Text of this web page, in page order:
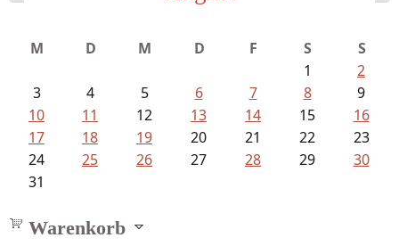
M D M D F S
S
1
2
3
4 5 6 7 8
9
10
11 12 13 14 15
16
17
18 19 20 21 22
23
24
25 26 27 28 29
30
31
Warenkorb